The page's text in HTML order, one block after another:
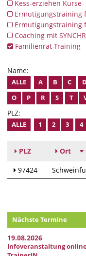
Kess-erziehen Kurse
Ermutigungstraining
Ermutigungstraining
Coaching mit
Familienrat-Training
Name:
ALLE A B C D
O
P R S T
PLZ:
ALLE 1 2 3 4
PLZ Ort
97424
Nächste Termine
19.08.2026
Infoveranstaltung